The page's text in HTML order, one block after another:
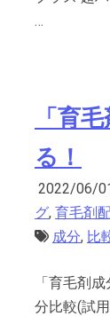
…
「育
る！
2022/06/
グ, 育毛剤
成分, 比
「育毛剤
分比較(試